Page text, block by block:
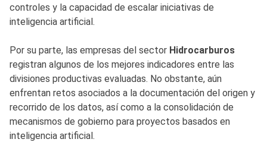
controles y la capacidad de escalar iniciativas de
inteligencia artificial.
Por su parte, las empresas del sector Hidrocarburos
registran algunos de los mejores indicadores entre las
divisiones productivas evaluadas. No obstante, aún
enfrentan retos asociados a la documentación del origen y
recorrido de los datos, así como a la consolidación de
mecanismos de gobierno para proyectos basados en
inteligencia artificial.